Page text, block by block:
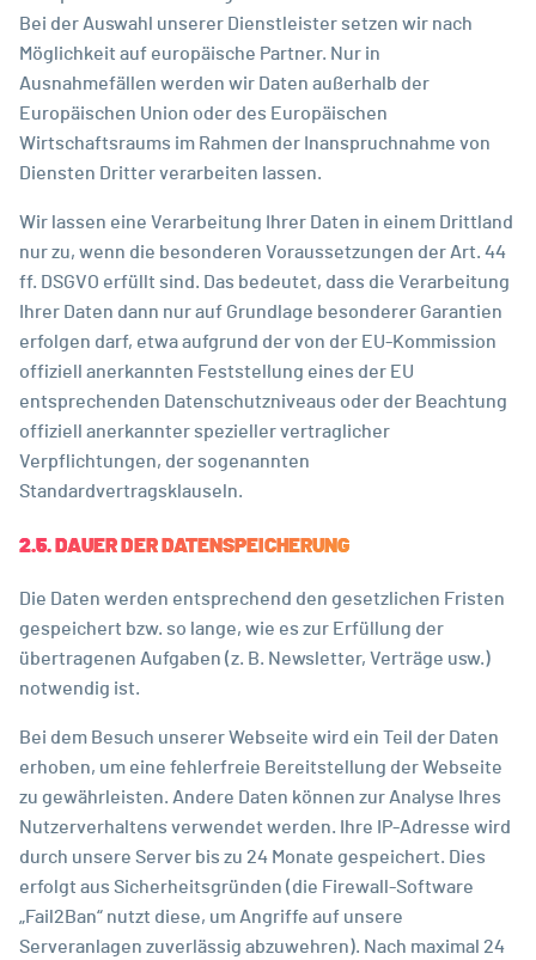
Bei der Auswahl unserer Dienstleister setzen wir nach
Möglichkeit auf europäische Partner. Nur in
Ausnahmefällen werden wir Daten außerhalb der
Europäischen Union oder des Europäischen
Wirtschaftsraums im Rahmen der Inanspruchnahme von
Diensten Dritter verarbeiten lassen.
Wir lassen eine Verarbeitung Ihrer Daten in einem Drittland
nur zu, wenn die besonderen Voraussetzungen der Art. 44
ff. DSGVO erfüllt sind. Das bedeutet, dass die Verarbeitung
Ihrer Daten dann nur auf Grundlage besonderer Garantien
erfolgen darf, etwa aufgrund der von der EU-Kommission
offiziell anerkannten Feststellung eines der EU
entsprechenden Datenschutzniveaus oder der Beachtung
offiziell anerkannter spezieller vertraglicher
Verpflichtungen, der sogenannten
Standardvertragsklauseln.
2.5. DAUER DER DATENSPEICHERUNG
Die Daten werden entsprechend den gesetzlichen Fristen
gespeichert bzw. so lange, wie es zur Erfüllung der
übertragenen Aufgaben (z. B. Newsletter, Verträge usw.)
notwendig ist.
Bei dem Besuch unserer Webseite wird ein Teil der Daten
erhoben, um eine fehlerfreie Bereitstellung der Webseite
zu gewährleisten. Andere Daten können zur Analyse Ihres
Nutzerverhaltens verwendet werden. Ihre IP-Adresse wird
durch unsere Server bis zu 24 Monate gespeichert. Dies
erfolgt aus Sicherheitsgründen (die Firewall-Software
„Fail2Ban“ nutzt diese, um Angriffe auf unsere
Serveranlagen zuverlässig abzuwehren). Nach maximal 24